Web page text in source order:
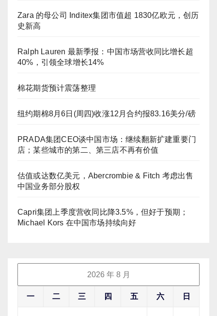
Zara 的母公司 Inditex集团市值超 1830亿欧元，创历
史新高
Ralph Lauren 最新季报：中国市场营收同比增长超
40%，引领全球增长14%
棉花期货预计震荡整理
纽约期棉8月6日(周四)收涨12月合约报83.16美分/磅
PRADA集团CEO谈中国市场：继续翻新扩建重要门
店；某些城市的第二、第三店不再有价值
估值或达数亿美元，Abercrombie & Fitch 考虑出售
中国业务部分股权
Capri集团上季度营收同比降3.5%，但好于预期；
Michael Kors 在中国市场持续向好
2026 年 8 月
一 二 三 四 五 六 日